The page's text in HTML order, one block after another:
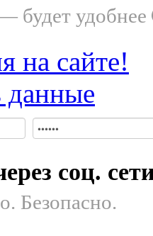
будет удобнее
на сайте!
данные
соц.
Безопасно.